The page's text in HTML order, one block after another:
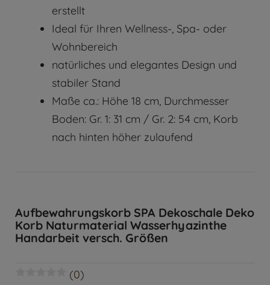
erstellt
Ideal für Ihren Wellness-, Spa- oder
Wohnbereich
natürliches und elegantes Design und
stabiler Stand
Maße ca.: Höhe 18 cm, Durchmesser
Boden: Gr. 1: 31 cm / Gr. 2: 54 cm, Korb
nach hinten höher zulaufend
Aufbewahrungskorb SPA Dekoschale Deko
Korb Naturmaterial Wasserhyazinthe
Handarbeit versch. Größen
(0)